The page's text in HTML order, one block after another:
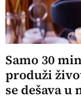
Samo 30
produži
se dešava u